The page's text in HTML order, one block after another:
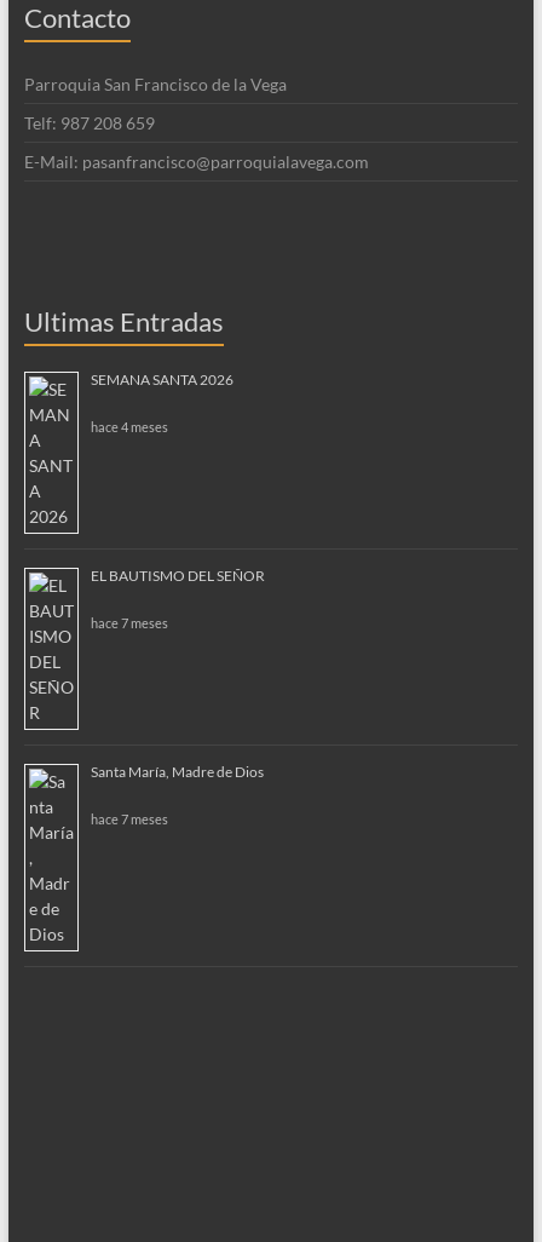
Contacto
Parroquia San Francisco de la Vega
Telf: 987 208 659
E-Mail: pasanfrancisco@parroquialavega.com
Ultimas Entradas
SEMANA SANTA 2026
hace 4 meses
EL BAUTISMO DEL SEÑOR
hace 7 meses
Santa María, Madre de Dios
hace 7 meses